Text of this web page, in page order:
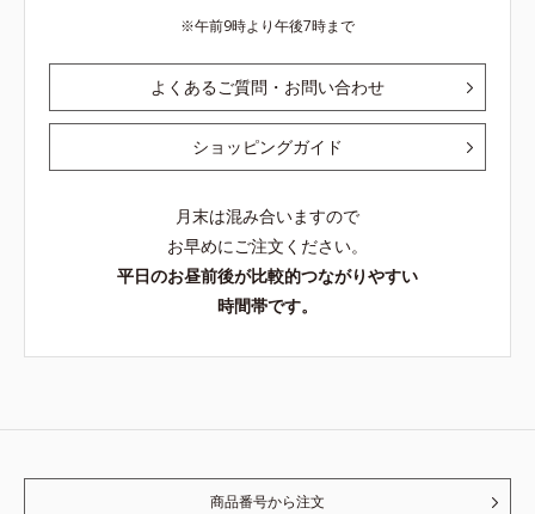
午前9時より午後7時まで
よくあるご質問・お問い合わせ
ショッピングガイド
月末は混み合いますので
お早めにご注文ください。
平日のお昼前後が比較的つながりやすい
時間帯です。
商品番号から注文